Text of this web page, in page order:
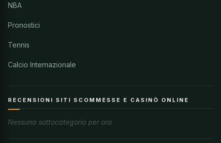
NBA
Pronostici
Tennis
Calcio Internazionale
RECENSIONI SITI SCOMMESSE E CASINÒ ONLINE
Nessuna sottocategoria per ora